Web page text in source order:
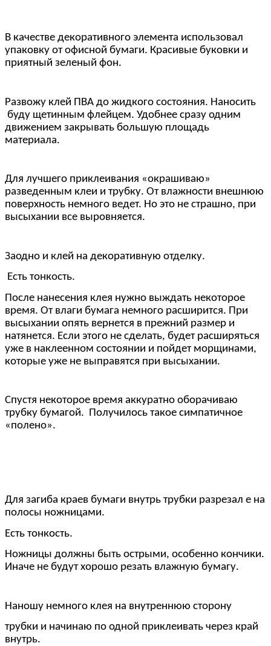
В качестве декоративного элемента использовал
упаковку от офисной бумаги. Красивые буковки и
приятный зеленый фон.
Развожу клей ПВА до жидкого состояния. Наносить
буду щетинным флейцем. Удобнее сразу одним
движением закрывать большую площадь
материала.
Для лучшего приклеивания «окрашиваю»
разведенным клеи и трубку. От влажности внешнюю
поверхность немного ведет. Но это не страшно, при
высыхании все выровняется.
Заодно и клей на декоративную отделку.
Есть тонкость.
После нанесения клея нужно выждать некоторое
время. От влаги бумага немного расширится. При
высыхании опять вернется в прежний размер и
натянется. Если этого не сделать, будет расширяться
уже в наклеенном состоянии и пойдет морщинами,
которые уже не выправятся при высыхании.
Спустя некоторое время аккуратно оборачиваю
трубку бумагой. Получилось такое симпатичное
«полено».
Для загиба краев бумаги внутрь трубки разрезал е на
полосы ножницами.
Есть тонкость.
Ножницы должны быть острыми, особенно кончики.
Иначе не будут хорошо резать влажную бумагу.
Наношу немного клея на внутреннюю сторону
трубки и начинаю по одной приклеивать через край
внутрь.